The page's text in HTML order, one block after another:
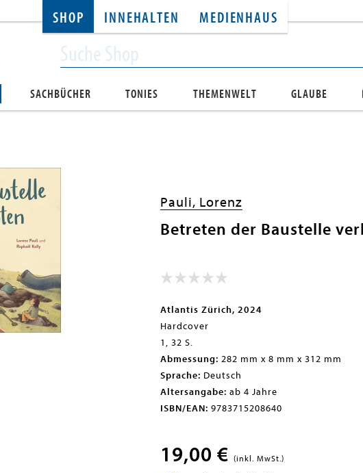
SHOP INNEHALTEN MEDIENHAUS
SACHBÜCHER TONIES THEMENWELT GLAUBE
Pauli, Lorenz
Betreten der Baustelle
Atlantis Zürich, 2024
Hardcover
1, 32 S.
Abmessung: 282 mm x 8 mm x 312 mm
Sprache: Deutsch
Altersangabe: ab 4 Jahre
ISBN/EAN: 9783715208640
19,00 € (inkl. MwSt.)